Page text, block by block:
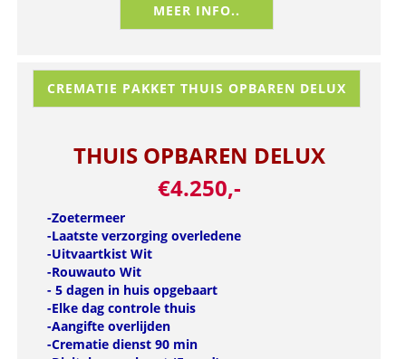
MEER INFO..
CREMATIE PAKKET THUIS OPBAREN DELUX
THUIS OPBAREN DELUX
€4.250,-
-Zoetermeer
-Laatste verzorging overledene
-Uitvaartkist Wit
-Rouwauto Wit
- 5 dagen in huis opgebaart
-Elke dag controle thuis
-Aangifte overlijden
-Crematie dienst 90 min